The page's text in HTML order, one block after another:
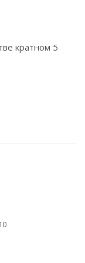
кратном 5